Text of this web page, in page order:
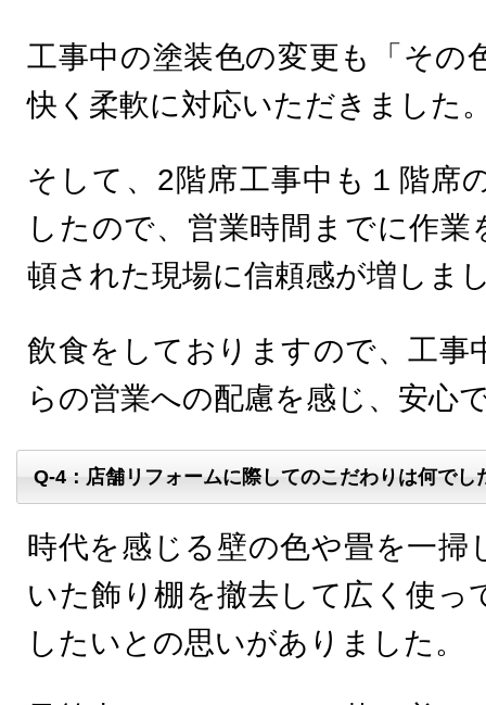
工事中の塗装色の変更も「その
快く柔軟に対応いただきました
そして、2階席工事中も１階席
したので、営業時間までに作業
頓された現場に信頼感が増しま
飲食をしておりますので、工事
らの営業への配慮を感じ、安心
Q-4：店舗リフォームに際してのこだわりは何でし
時代を感じる壁の色や畳を一掃
いた飾り棚を撤去して広く使っ
したいとの思いがありました。